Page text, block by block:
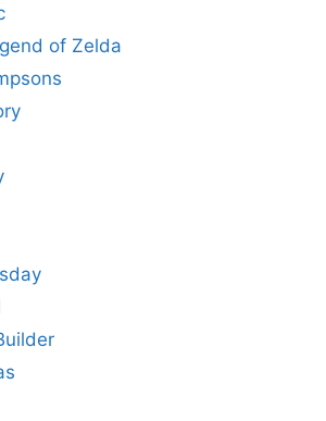
of Zelda